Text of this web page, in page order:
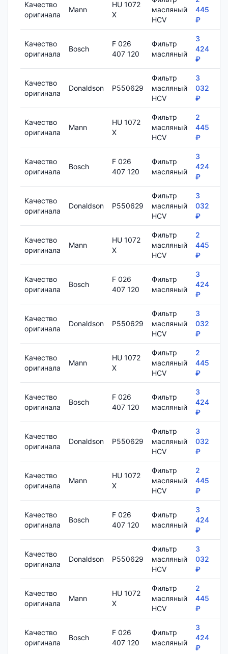
Качество
оригинала
Mann
HU 1072
X
масляный
HCV
445
₽
Качество
оригинала
Bosch
F 026
407 120
Фильтр
масляный
3
424
₽
Качество
оригинала
Donaldson P550629
Фильтр
масляный
HCV
3
032
₽
Качество
оригинала
Mann
HU 1072
X
Фильтр
масляный
HCV
2
445
₽
Качество
оригинала
Bosch
F 026
407 120
Фильтр
масляный
3
424
₽
Качество
оригинала
Donaldson P550629
Фильтр
масляный
HCV
3
032
₽
Качество
оригинала
Mann
HU 1072
X
Фильтр
масляный
HCV
2
445
₽
Качество
оригинала
Bosch
F 026
407 120
Фильтр
масляный
3
424
₽
Качество
оригинала
Donaldson P550629
Фильтр
масляный
HCV
3
032
₽
Качество
оригинала
Mann
HU 1072
X
Фильтр
масляный
HCV
2
445
₽
Качество
оригинала
Bosch
F 026
407 120
Фильтр
масляный
3
424
₽
Качество
оригинала
Donaldson P550629
Фильтр
масляный
HCV
3
032
₽
Качество
оригинала
Mann
HU 1072
X
Фильтр
масляный
HCV
2
445
₽
Качество
оригинала
Bosch
F 026
407 120
Фильтр
масляный
3
424
₽
Качество
оригинала
Donaldson P550629
Фильтр
масляный
HCV
3
032
₽
Качество
оригинала
Mann
HU 1072
X
Фильтр
масляный
HCV
2
445
₽
Качество
оригинала
Bosch
F 026
407 120
Фильтр
масляный
3
424
₽